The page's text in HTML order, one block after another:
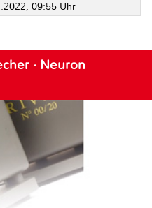
09:55 Uhr
· Neuron